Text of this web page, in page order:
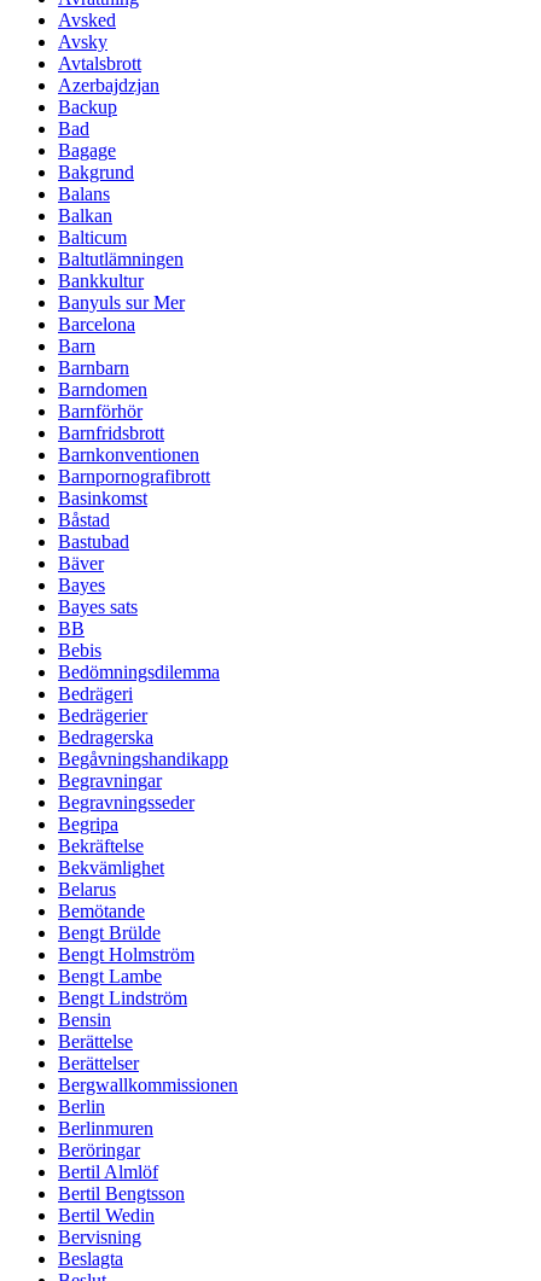
Avsked
Avsky
Avtalsbrott
Azerbajdzjan
Backup
Bad
Bagage
Bakgrund
Balans
Balkan
Balticum
Baltutlämningen
Bankkultur
Banyuls sur Mer
Barcelona
Barn
Barnbarn
Barndomen
Barnförhör
Barnfridsbrott
Barnkonventionen
Barnpornografibrott
Basinkomst
Båstad
Bastubad
Bäver
Bayes
Bayes sats
BB
Bebis
Bedömningsdilemma
Bedrägeri
Bedrägerier
Bedragerska
Begåvningshandikapp
Begravningar
Begravningsseder
Begripa
Bekräftelse
Bekvämlighet
Belarus
Bemötande
Bengt Brülde
Bengt Holmström
Bengt Lambe
Bengt Lindström
Bensin
Berättelse
Berättelser
Bergwallkommissionen
Berlin
Berlinmuren
Beröringar
Bertil Almlöf
Bertil Bengtsson
Bertil Wedin
Bervisning
Beslagta